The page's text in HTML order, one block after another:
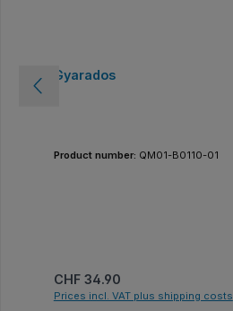
Gyarados
Product number: QM01-B0110-01
Regular price:
CHF 34.90
Prices incl. VAT plus shipping costs